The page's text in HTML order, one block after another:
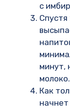
с
минут,
молоко.
Как
начнет